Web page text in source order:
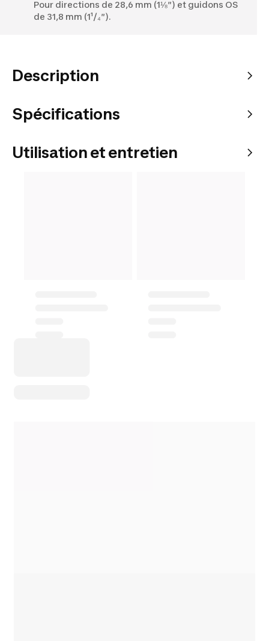
Pour directions de 28,6 mm (1⅛″) et guidons OS
de 31,8 mm (1¹/₄″).
Description
Spécifications
Utilisation et entretien